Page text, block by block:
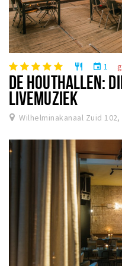
restaurant event 1
DE HOUTHALLEN:
LIVEMUZIEK
Wilhelminakanaal Zuid